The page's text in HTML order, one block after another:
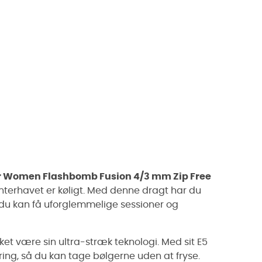
Flashbomb Fusion 4/3 mm Zip Free
er køligt. Med denne dragt har du
kan få uforglemmelige sessioner og
være sin ultra-stræk teknologi. Med sit E5
så du kan tage bølgerne uden at fryse.